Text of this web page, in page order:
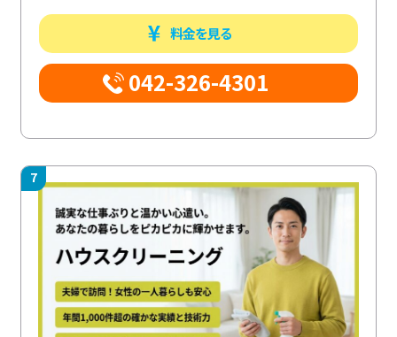
料金を見る
042-326-4301
7